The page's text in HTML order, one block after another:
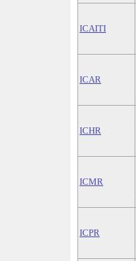
ICAITI
ICAR
ICHR
ICMR
ICPR